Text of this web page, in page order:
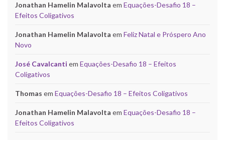
Jonathan Hamelin Malavolta em Equações-Desafio 18 –
Efeitos Coligativos
Jonathan Hamelin Malavolta em Feliz Natal e Próspero Ano
Novo
José Cavalcanti em Equações-Desafio 18 – Efeitos
Coligativos
Thomas em Equações-Desafio 18 – Efeitos Coligativos
Jonathan Hamelin Malavolta em Equações-Desafio 18 –
Efeitos Coligativos